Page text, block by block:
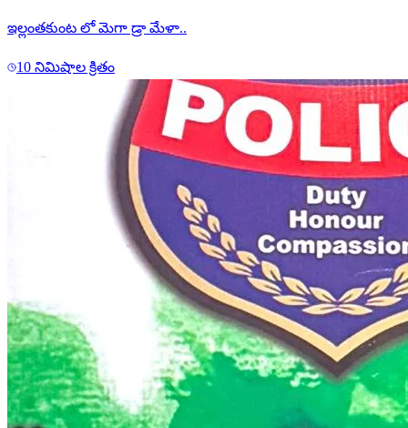
ఇల్లంతకుంట లో మెగా డ్రా మేళా..
10 నిమిషాల క్రితం